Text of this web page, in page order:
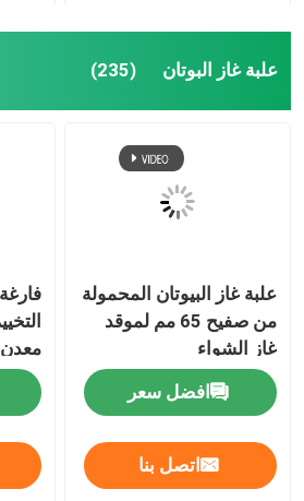
علبة غاز البوتان (235)
علبة غاز البيوتان المحمولة
من صفيح 65 مم لموقد
غاز الشواء
افضل سعر
اتصل بنا